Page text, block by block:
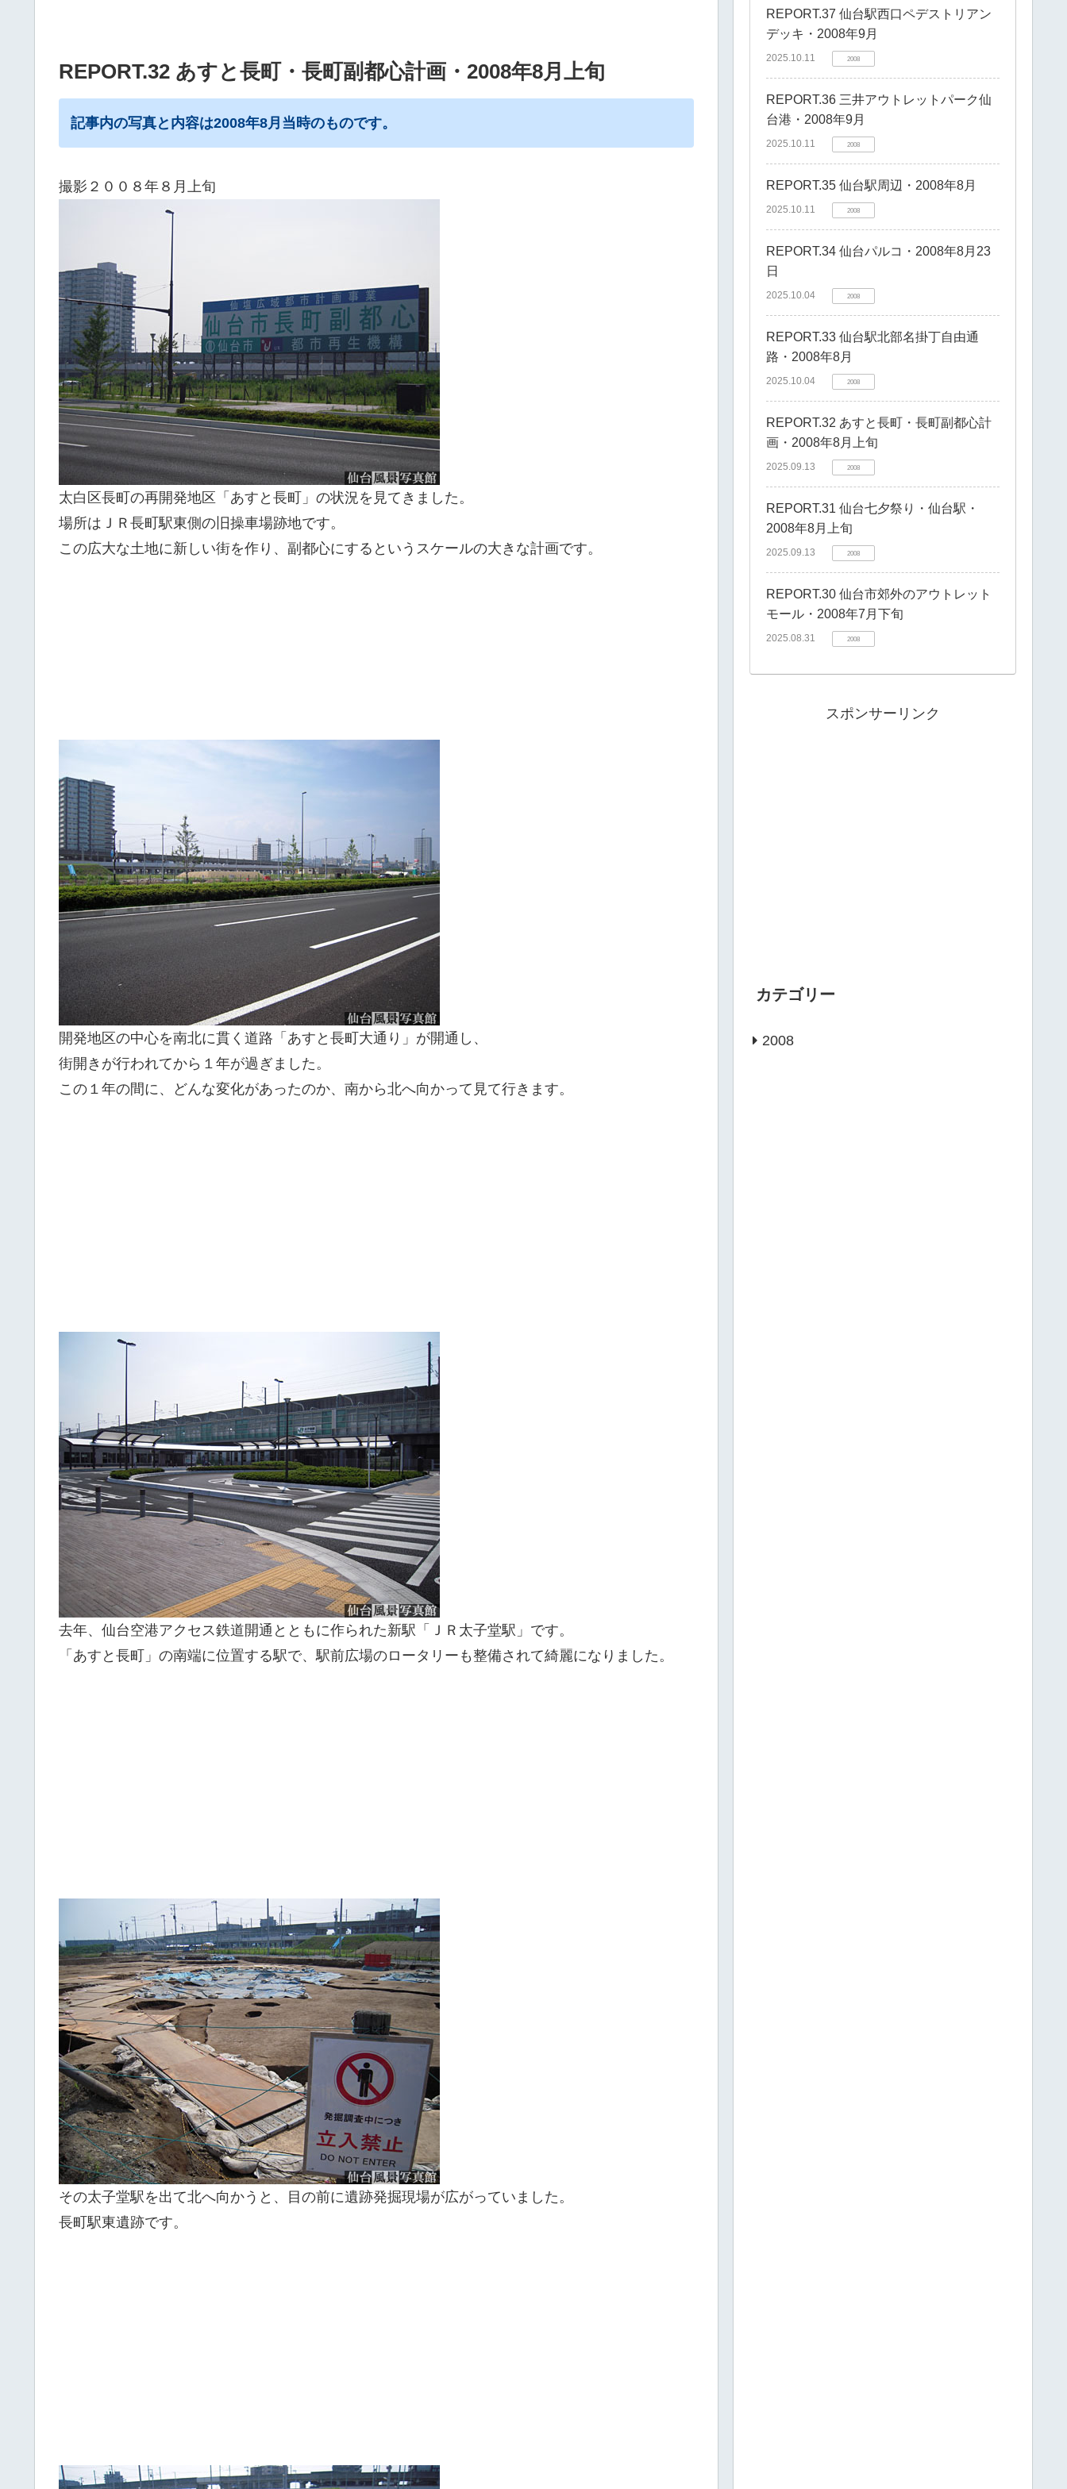
REPORT.32 あすと長町・長町副都心計画・2008年8月上旬
記事内の写真と内容は2008年8月当時のものです。
撮影２００８年８月上旬
太白区長町の再開発地区「あすと長町」の状況を見てきました。
場所はＪＲ長町駅東側の旧操車場跡地です。
この広大な土地に新しい街を作り、副都心にするというスケールの大きな計画です。
開発地区の中心を南北に貫く道路「あすと長町大通り」が開通し、
街開きが行われてから１年が過ぎました。
この１年の間に、どんな変化があったのか、南から北へ向かって見て行きます。
去年、仙台空港アクセス鉄道開通とともに作られた新駅「ＪＲ太子堂駅」です。
「あすと長町」の南端に位置する駅で、駅前広場のロータリーも整備されて綺麗になりました。
その太子堂駅を出て北へ向かうと、目の前に遺跡発掘現場が広がっていました。
長町駅東遺跡です。
REPORT.37 仙台駅西口ペデストリアン
デッキ・2008年9月
2025.10.11 2008
REPORT.36 三井アウトレットパーク仙
台港・2008年9月
2025.10.11 2008
REPORT.35 仙台駅周辺・2008年8月
2025.10.11 2008
REPORT.34 仙台パルコ・2008年8月23
日
2025.10.04 2008
REPORT.33 仙台駅北部名掛丁自由通
路・2008年8月
2025.10.04 2008
REPORT.32 あすと長町・長町副都心計
画・2008年8月上旬
2025.09.13 2008
REPORT.31 仙台七夕祭り・仙台駅・
2008年8月上旬
2025.09.13 2008
REPORT.30 仙台市郊外のアウトレット
モール・2008年7月下旬
2025.08.31 2008
スポンサーリンク
カテゴリー
2008